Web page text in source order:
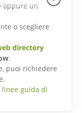
oppure un
o scegliere
directory
.
puoi richiedere
linee guida di